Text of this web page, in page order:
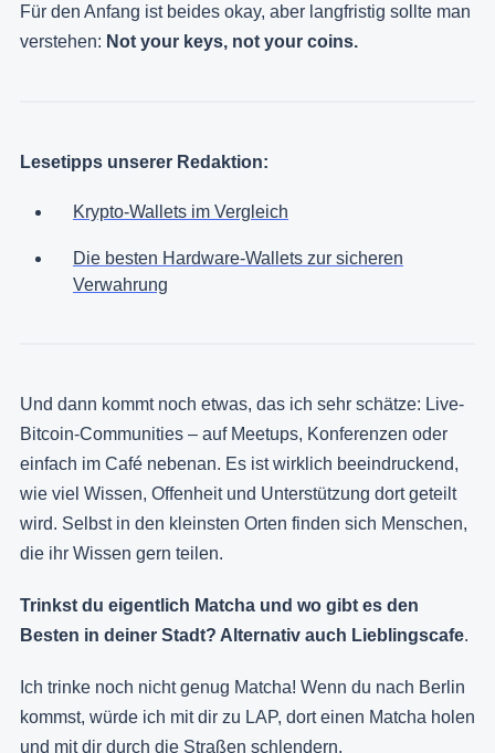
Für den Anfang ist beides okay, aber langfristig sollte man
verstehen: Not your keys, not your coins.
Lesetipps unserer Redaktion:
Krypto-Wallets im Vergleich
Die besten Hardware-Wallets zur sicheren
Verwahrung
Und dann kommt noch etwas, das ich sehr schätze: Live-
Bitcoin-Communities – auf Meetups, Konferenzen oder
einfach im Café nebenan. Es ist wirklich beeindruckend,
wie viel Wissen, Offenheit und Unterstützung dort geteilt
wird. Selbst in den kleinsten Orten finden sich Menschen,
die ihr Wissen gern teilen.
Trinkst du eigentlich Matcha und wo gibt es den
Besten in deiner Stadt? Alternativ auch Lieblingscafe.
Ich trinke noch nicht genug Matcha! Wenn du nach Berlin
kommst, würde ich mit dir zu LAP, dort einen Matcha holen
und mit dir durch die Straßen schlendern.